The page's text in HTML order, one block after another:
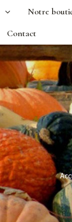
Notre
Contact